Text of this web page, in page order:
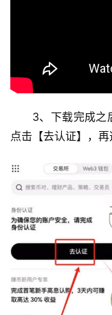
3、下载完成之
点击【去认证】，再